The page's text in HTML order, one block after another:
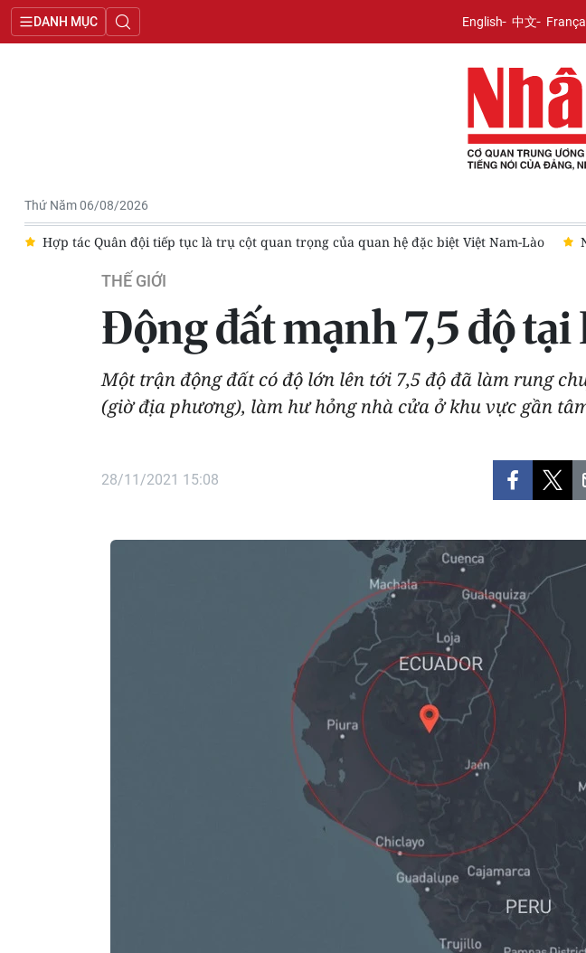
DANH MỤC English 中文
Thứ Năm 06/08/2026
Việt Nam-Lào NATO thúc đẩy tăng cường năng lực phòng không cho Ukraine
THẾ GIỚI
Động đất mạnh 7,5 độ tại
Một trận động đất có độ lớn lên tới 7,5 độ đã làm rung
(giờ địa phương), làm hư hỏng nhà cửa ở khu vực gần
28/11/2021 15:08